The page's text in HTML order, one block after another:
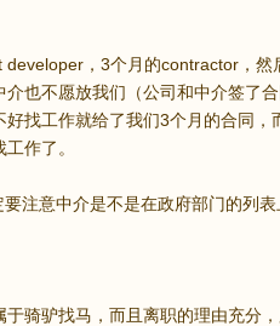
，3个月的contractor，
也不愿放我们（公司和中介签了
找工作就给了我们3个月的合同
作了。
注意中介是不是在政府部门的列表
骑驴找马，而且离职的理由充分